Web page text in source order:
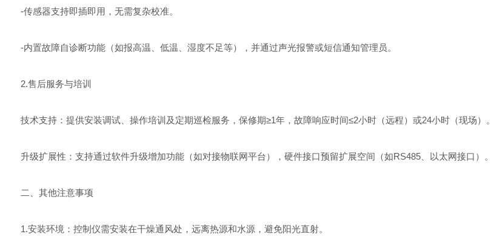
-传感器支持即插即用，无需复杂校准。
-内置故障自诊断功能（如报高温、低温、湿度不足等），并通过声光报警或短信通知管理员。
2.售后服务与培训
技术支持：提供安装调试、操作培训及定期巡检服务，保修期≥1年，故障响应时间≤2小时（远程）或24小时（现场）。
升级扩展性：支持通过软件升级增加功能（如对接物联网平台），硬件接口预留扩展空间（如RS485、以太网接口）。
二、其他注意事项
1.安装环境：控制仪需安装在干燥通风处，远离热源和水源，避免阳光直射。